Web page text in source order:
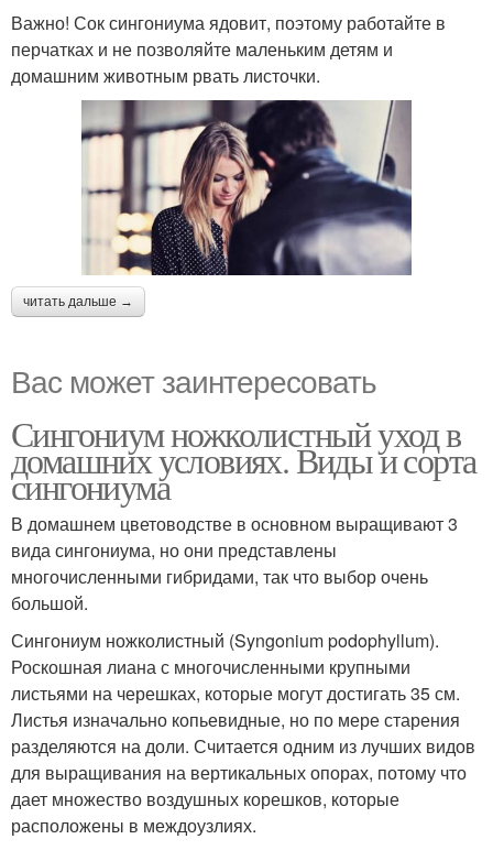
Важно! Сок сингониума ядовит, поэтому работайте в
перчатках и не позволяйте маленьким детям и
домашним животным рвать листочки.
читать дальше →
Вас может заинтересовать
Сингониум ножколистный уход в
домашних условиях. Виды и сорта
сингониума
В домашнем цветоводстве в основном выращивают 3
вида сингониума, но они представлены
многочисленными гибридами, так что выбор очень
большой.
Сингониум ножколистный (Syngonium podophyllum).
Роскошная лиана с многочисленными крупными
листьями на черешках, которые могут достигать 35 см.
Листья изначально копьевидные, но по мере старения
разделяются на доли. Считается одним из лучших видов
для выращивания на вертикальных опорах, потому что
дает множество воздушных корешков, которые
расположены в междоузлиях.